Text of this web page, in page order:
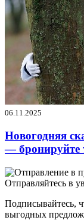
06.11.2025
Новогодняя
— бронируйте
Отправляйтесь в
Подписывайтесь,
выгодных